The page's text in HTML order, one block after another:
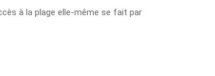
à la plage elle-même se fait par